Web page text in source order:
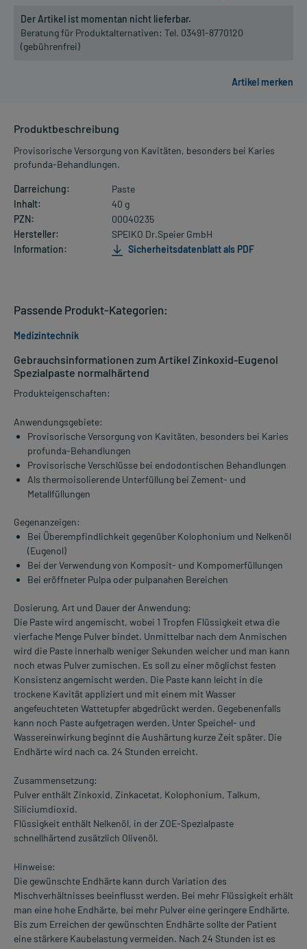
Der Artikel ist momentan nicht lieferbar.
Beratung für Produktalternativen: Tel. 03491-8770120
(gebührenfrei)
Produktbeschreibung
Provisorische Versorgung von Kavitäten, besonders bei Karies
profunda-Behandlungen.
Darreichung:
Paste
Inhalt:
40 g
PZN:
00040235
Hersteller:
SPEIKO Dr.Speier GmbH
Information:
Sicherheitsdatenblatt als PDF
Gebrauchsinformationen zum Artikel Zinkoxid-Eugenol
Spezialpaste normalhärtend
Produkteigenschaften:
Anwendungsgebiete:
Provisorische Versorgung von Kavitäten, besonders bei Karies
profunda-Behandlungen
Provisorische Verschlüsse bei endodontischen Behandlungen
Als thermoisolierende Unterfüllung bei Zement- und
Metallfüllungen
Gegenanzeigen:
Bei Überempfindlichkeit gegenüber Kolophonium und Nelkenöl
(Eugenol)
Bei der Verwendung von Komposit- und Kompomerfüllungen
Bei eröffneter Pulpa oder pulpanahen Bereichen
Dosierung, Art und Dauer der Anwendung:
Die Paste wird angemischt, wobei 1 Tropfen Flüssigkeit etwa die
vierfache Menge Pulver bindet. Unmittelbar nach dem Anmischen
wird die Paste innerhalb weniger Sekunden weicher und man kann
noch etwas Pulver zumischen. Es soll zu einer möglichst festen
Konsistenz angemischt werden. Die Paste kann leicht in die
trockene Kavität appliziert und mit einem mit Wasser
angefeuchteten Wattetupfer abgedrückt werden. Gegebenenfalls
kann noch Paste aufgetragen werden. Unter Speichel- und
Wassereinwirkung beginnt die Aushärtung kurze Zeit später. Die
Endhärte wird nach ca. 24 Stunden erreicht.
Zusammensetzung:
Pulver enthält Zinkoxid, Zinkacetat, Kolophonium, Talkum,
Siliciumdioxid.
Flüssigkeit enthält Nelkenöl, in der ZOE-Spezialpaste
schnellhärtend zusätzlich Olivenöl.
Hinweise:
Die gewünschte Endhärte kann durch Variation des
Mischverhältnisses beeinflusst werden. Bei mehr Flüssigkeit erhält
man eine hohe Endhärte, bei mehr Pulver eine geringere Endhärte.
Bis zum Erreichen der gewünschten Endhärte sollte der Patient
eine stärkere Kaubelastung vermeiden. Nach 24 Stunden ist es
Passende Produkt-Kategorien:
Medizintechnik